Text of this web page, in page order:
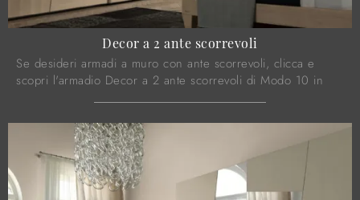
Decor a 2 ante scorrevoli
Se desideri armadi a muro con ante scorrevoli, clicca e
scopri l'armadio Decor a 2 ante scorrevoli di Modo 10 in